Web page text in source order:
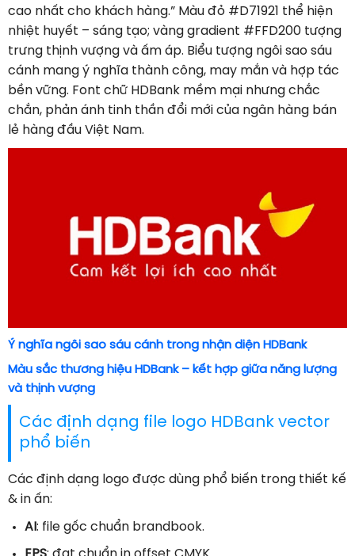
cao nhất cho khách hàng.” Màu đỏ #D71921 thể hiện
nhiệt huyết – sáng tạo; vàng gradient #FFD200 tượng
trưng thịnh vượng và ấm áp. Biểu tượng ngôi sao sáu
cánh mang ý nghĩa thành công, may mắn và hợp tác
bền vững. Font chữ HDBank mềm mại nhưng chắc
chắn, phản ánh tinh thần đổi mới của ngân hàng bán
lẻ hàng đầu Việt Nam.
Ý nghĩa ngôi sao sáu cánh trong nhận diện HDBank
Màu sắc thương hiệu HDBank – kết hợp giữa năng lượng
và thịnh vượng
Các định dạng file logo HDBank vector
phổ biến
Các định dạng logo được dùng phổ biến trong thiết kế
& in ấn:
AI : file gốc chuẩn brandbook.